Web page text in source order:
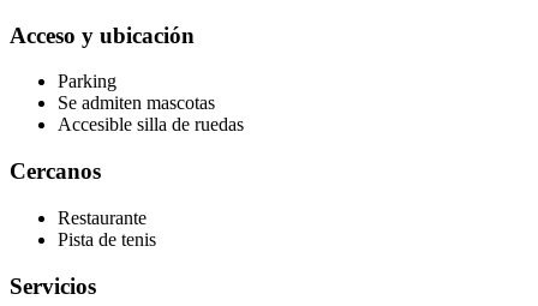
Acceso y ubicación
Parking
Se admiten mascotas
Accesible silla de ruedas
Cercanos
Restaurante
Pista de tenis
Servicios